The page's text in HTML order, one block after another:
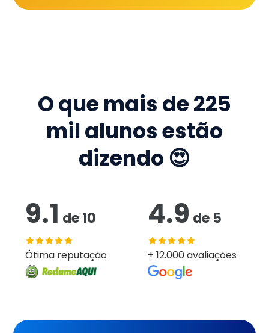
O que mais de225
mil alunos estão
dizendo 😍
9.1 de10
Ótima reputação
4.9 de 5
+ 12.000 avaliações